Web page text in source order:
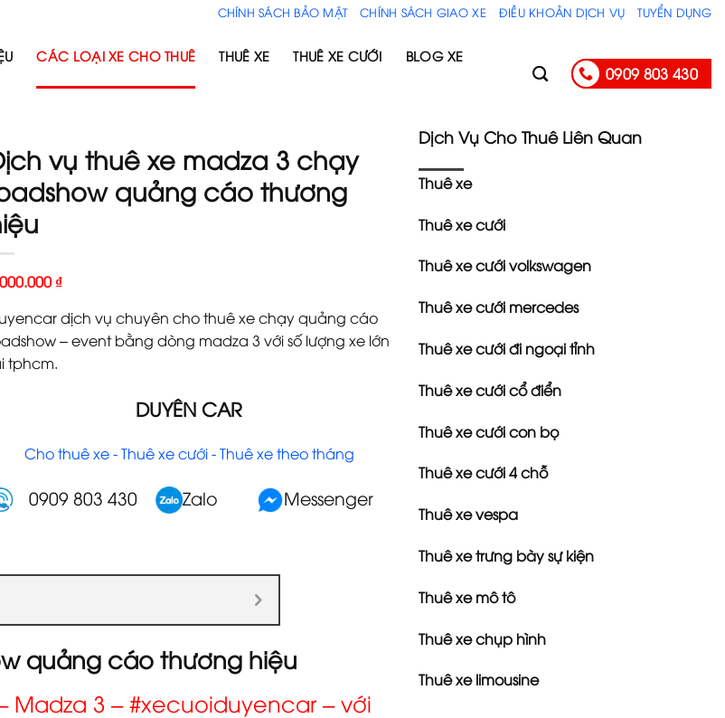
CHÍNH SÁCH BẢO MẬT CHÍNH SÁCH GIAO XE ĐIỀU KHOẢN DỊCH VỤ TUYỂN DỤNG
CÁC LOẠI XE CHO THUÊ THUÊ XE THUÊ XE CƯỚI BLOG XE
0909 803 430
vụ thuê xe madza 3 chạy
quảng cáo thương
₫
dịch vụ chuyên cho thuê xe chạy quảng cáo
– event bằng dòng madza 3 với số lượng xe lớn
tphcm.
DUYÊN CAR
Cho thuê xe - Thuê xe cưới - Thuê xe theo tháng
0909 803 430 Zalo Messenger
quảng cáo thương hiệu
3 – #xecuoiduyencar – với
Dịch Vụ Cho Thuê Liên Quan
Thuê xe
Thuê xe cưới
Thuê xe cưới volkswagen
Thuê xe cưới mercedes
Thuê xe cưới đi ngoại tỉnh
Thuê xe cưới cổ điển
Thuê xe cưới con bọ
Thuê xe cưới 4 chỗ
Thuê xe vespa
Thuê xe trưng bày sự kiện
Thuê xe mô tô
Thuê xe chụp hình
Thuê xe limousine